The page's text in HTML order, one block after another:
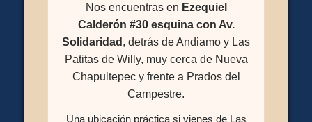
Nos encuentras en Ezequiel
Calderón #30 esquina con Av.
Solidaridad , detrás de Andiamo y Las
Patitas de Willy, muy cerca de Nueva
Chapultepec y frente a Prados del
Campestre.
Una ubicación práctica si vienes de Las